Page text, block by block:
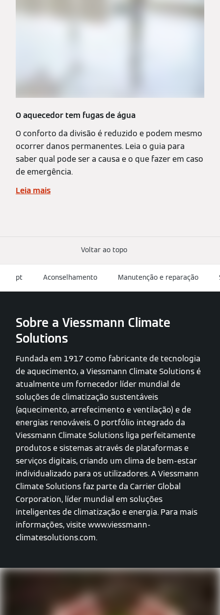
O aquecedor tem fugas de água
O conforto da divisão é reduzido e podem mesmo
ocorrer danos permanentes. Leia o guia para
saber qual pode ser a causa e o que fazer em caso
de emergência.
Leia mais
Voltar ao topo
pt Aconselhamento Manutenção e reparação
Sobre a Viessmann Climate
Solutions
Fundada em 1917 como fabricante de tecnologia
de aquecimento, a Viessmann Climate Solutions é
atualmente um fornecedor líder mundial de
soluções de climatização sustentáveis
(aquecimento, arrefecimento e ventilação) e de
energias renováveis. O portfólio integrado da
Viessmann Climate Solutions liga perfeitamente
produtos e sistemas através de plataformas e
serviços digitais, criando um clima de bem-estar
individualizado para os utilizadores. A Viessmann
Climate Solutions faz parte da Carrier Global
Corporation, líder mundial em soluções
inteligentes de climatização e energia. Para mais
informações, visite www.viessmann-
climatesolutions.com.